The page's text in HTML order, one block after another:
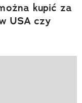
kupić za
USA czy